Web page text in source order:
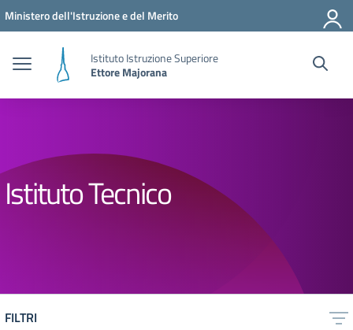
Vai ai contenuti
Vai al menu di navigazione
Vai al footer
Ministero dell'Istruzione e del Merito
Istituto Istruzione Superiore
Ettore Majorana
Istituto Tecnico
FILTRI